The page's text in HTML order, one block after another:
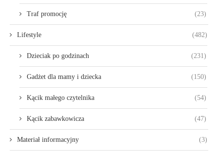
Traf promocję (23)
Lifestyle (482)
Dzieciak po godzinach (231)
Gadżet dla mamy i dziecka (150)
Kącik małego czytelnika (54)
Kącik zabawkowicza (47)
Materiał informacyjny (3)